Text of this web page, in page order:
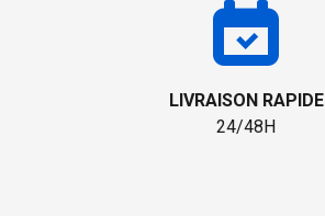
LIVRAISON RAPIDE
24/48H